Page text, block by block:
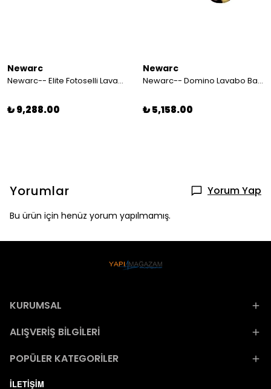
Newarc
Newarc-- Elite Fotoselli Lavabo Bataryası - 510523 456121
₺ 9,288.00
Newarc
Newarc-- Domino Lavabo Bataryası Altın - 971528 281097
₺ 5,158.00
Yorumlar Yorum Yap
Bu ürün için henüz yorum yapılmamış.
KURUMSAL
ALIŞVERİŞ BİLGİLERİ
POPÜLER KATEGORİLER
İLETİŞİM